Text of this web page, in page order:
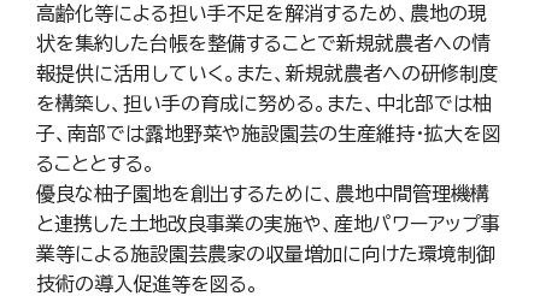
高齢化等による担い手不足を解消するため、農地の現
状を集約した台帳を整備することで新規就農者への情
報提供に活用していく。また、新規就農者への研修制度
を構築し、担い手の育成に努める。また、中北部では柚
子、南部では露地野菜や施設園芸の生産維持・拡大を図
ることとする。
優良な柚子園地を創出するために、農地中間管理機構
と連携した土地改良事業の実施や、産地パワーアップ事
業等による施設園芸農家の収量増加に向けた環境制御
技術の導入促進等を図る。